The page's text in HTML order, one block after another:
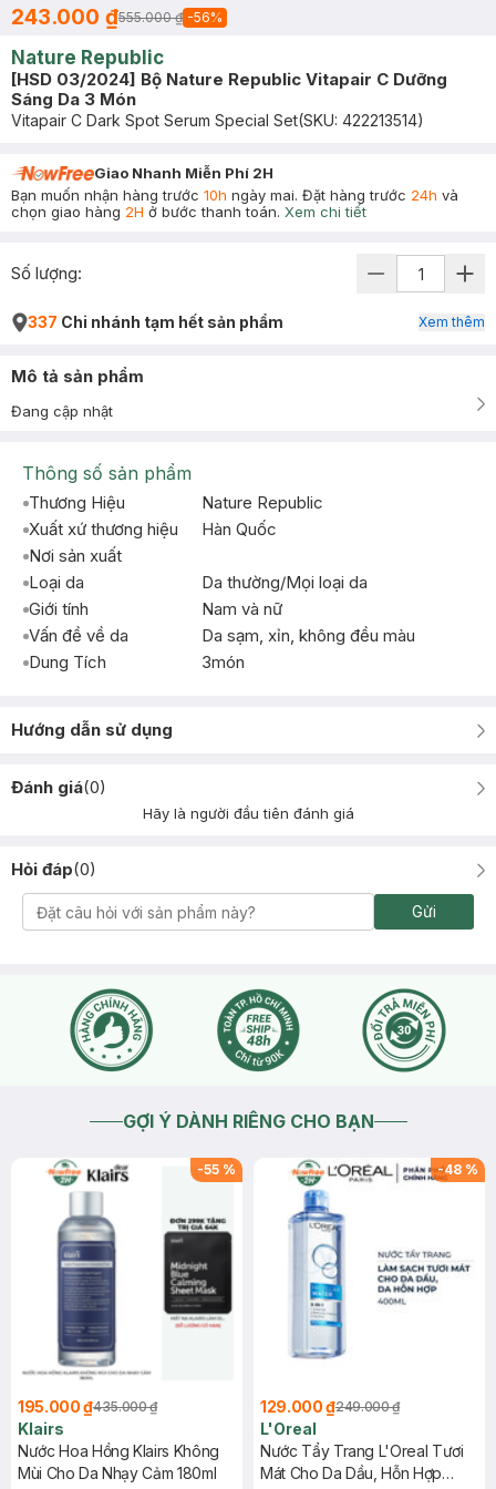
243.000 ₫555.000 ₫ -56%
Nature Republic
[HSD 03/2024] Bộ Nature Republic Vitapair C Dưỡng
Sáng Da 3 Món
Vitapair C Dark Spot Serum Special Set(SKU: 422213514)
Giao Nhanh Miễn Phí 2H
Bạn muốn nhận hàng trước 10h ngày mai. Đặt hàng trước 24h và
chọn giao hàng 2H ở bước thanh toán. Xem chi tiết
Số lượng:
337 Chi nhánh tạm hết sản phẩm Xem thêm
Mô tả sản phẩm
Đang cập nhật
Thông số sản phẩm
Thương Hiệu
Nature Republic
Xuất xứ thương hiệu
Hàn Quốc
Nơi sản xuất
Loại da
Da thường/Mọi loại da
Giới tính
Nam và nữ
Vấn đề về da
Da sạm, xỉn, không đều màu
Dung Tích
3món
Hướng dẫn sử dụng
Đánh giá(0)
Hãy là người đầu tiên đánh giá
Hỏi đáp(0)
Gửi
GỢI Ý DÀNH RIÊNG CHO BẠN
-55 %
195.000 ₫435.000 ₫
Klairs
Nước Hoa Hồng Klairs Không
Mùi Cho Da Nhạy Cảm 180ml
-48 %
129.000 ₫249.000 ₫
L'Oreal
Nước Tẩy Trang L'Oreal Tươi
Mát Cho Da Dầu, Hỗn Hợp